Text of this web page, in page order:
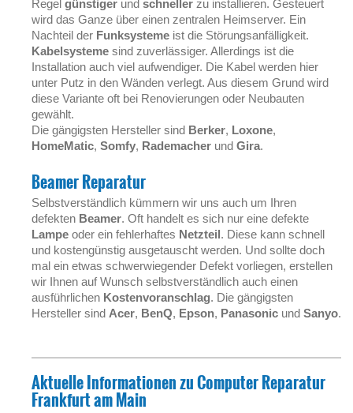
Regel günstiger und schneller zu installieren. Gesteuert
wird das Ganze über einen zentralen Heimserver. Ein
Nachteil der Funksysteme ist die Störungsanfälligkeit.
Kabelsysteme sind zuverlässiger. Allerdings ist die
Installation auch viel aufwendiger. Die Kabel werden hier
unter Putz in den Wänden verlegt. Aus diesem Grund wird
diese Variante oft bei Renovierungen oder Neubauten
gewählt.
Die gängigsten Hersteller sind Berker, Loxone,
HomeMatic, Somfy, Rademacher und Gira.
Beamer Reparatur
Selbstverständlich kümmern wir uns auch um Ihren
defekten Beamer. Oft handelt es sich nur eine defekte
Lampe oder ein fehlerhaftes Netzteil. Diese kann schnell
und kostengünstig ausgetauscht werden. Und sollte doch
mal ein etwas schwerwiegender Defekt vorliegen, erstellen
wir Ihnen auf Wunsch selbstverständlich auch einen
ausführlichen Kostenvoranschlag. Die gängigsten
Hersteller sind Acer, BenQ, Epson, Panasonic und Sanyo.
Aktuelle Informationen zuComputer Reparatur
Frankfurt am Main